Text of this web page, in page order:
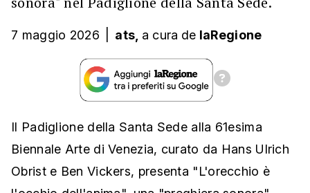
7 maggio 2026 ats, a cura de laRegione
Il Padiglione della Santa Sede alla 61esima
Biennale Arte di Venezia, curato da Hans Ulrich
Obrist e Ben Vickers, presenta "L'orecchio è